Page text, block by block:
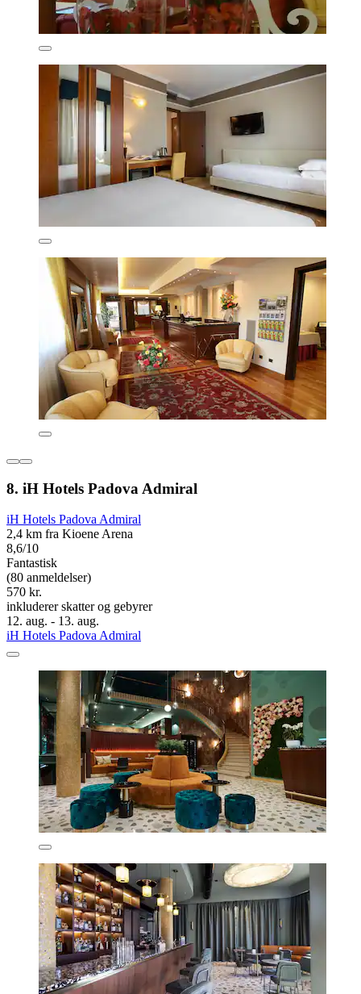
8. iH Hotels Padova Admiral
iH Hotels Padova Admiral
2,4 km fra Kioene Arena
8,6/10
Fantastisk
(80 anmeldelser)
570 kr.
inkluderer skatter og gebyrer
12. aug. - 13. aug.
iH Hotels Padova Admiral